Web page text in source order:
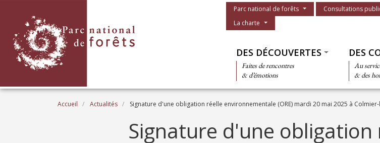
Menu du parc
Parc national de forêts
Consultations
La charte
DES DÉCOUVERTES
Faites de rencontres
& d’émotions
DES
Au
& des
Fil d'Ariane
Accueil Actualités Signature d'une obligation réelle environnementale (ORE) mardi 20 mai 2025 à
Signature d'une obligation